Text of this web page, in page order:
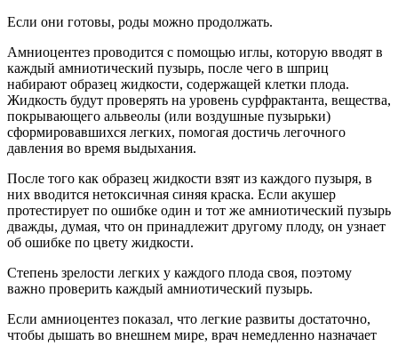
Если они готовы, роды можно продолжать.
Амниоцентез проводится с помощью иглы, которую вводят в
каждый амниотический пузырь, после чего в шприц
набирают образец жидкости, содержащей клетки плода.
Жидкость будут проверять на уровень сурфрактанта, вещества,
покрывающего альвеолы (или воздушные пузырьки)
сформировавшихся легких, помогая достичь легочного
давления во время выдыхания.
После того как образец жидкости взят из каждого пузыря, в
них вводится нетоксичная синяя краска. Если акушер
протестирует по ошибке один и тот же амниотический пузырь
дважды, думая, что он принадлежит другому плоду, он узнает
об ошибке по цвету жидкости.
Степень зрелости легких у каждого плода своя, поэтому
важно проверить каждый амниотический пузырь.
Если амниоцентез показал, что легкие развиты достаточно,
чтобы дышать во внешнем мире, врач немедленно назначает